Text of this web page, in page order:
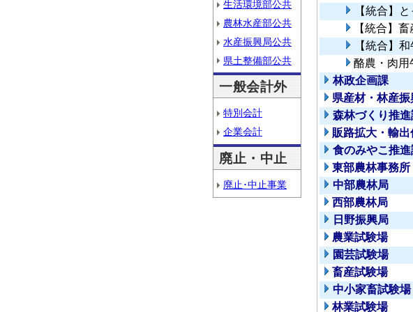
生活環境部公共
農林水産部公共
水産振興局公共
県土整備部公共
一般会計外
特別会計
企業会計
廃止・中止
廃止･中止事業
【統合】
【統合】
【統合】
酪農・肉用
林政企画課
県産材・林産振
森林づくり推進
販路拡大・輸出
食のみやこ推進
東部農林事務所
中部農林局
西部農林局
日野振興局
農業試験場
園芸試験場
畜産試験場
中小家畜試験場
林業試験場